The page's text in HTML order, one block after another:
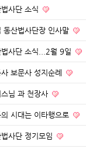
사단 소식
동산법사단장 인사말
법사단 소식...2월 9일
보문사 성지순례
스님 과 천장사
의 시대는 이타행으로
사단 정기모임